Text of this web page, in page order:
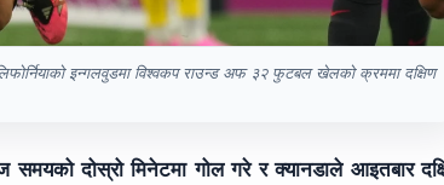
इन्गलवुडमा विश्वकप राउन्ड अफ ३२ फुटबल खेलको क्रममा दक्षिण
समयको दोस्रो मिनेटमा गोल गरे र क्यानडाले आइतबार